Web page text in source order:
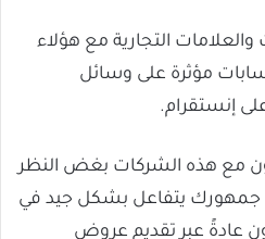
التجارية مع هؤلاء
مؤثرة على وسائل
إنستقرام.
مع هذه الشركات بغض النظر
جمهورك يتفاعل بشكل جيد في
عادةً عبر تقديم عروض